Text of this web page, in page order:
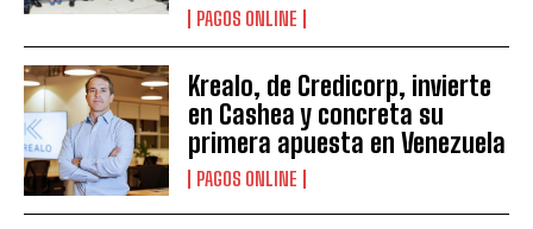
PAGOS ONLINE
Krealo, de Credicorp, invierte
en Cashea y concreta su
primera apuesta en Venezuela
PAGOS ONLINE